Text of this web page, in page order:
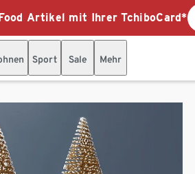
Artikel mit Ihrer TchiboCard*
Sport Sale Mehr